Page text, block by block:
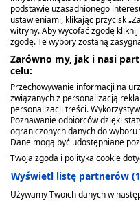
Loxon Max (Loxon
50 mg/ml, płyn na
60,09 zł
Hairgen, szampon
przeciw wypadaniu
nowych, 200 ml
99,79 zł
Aflofarm Panthenol
krem, 30 g
8,59 zł
podstawie uzasadnionego
ustawieniami, klikając przycisk
witryny. Aby wycofać zgodę
zgodę. Te wybory zostaną
Zarówno my, jak i nasi
celu:
Przechowywanie informacji na
związanych z personalizacją
personalizacji treści.
Poznawanie odbiorców dzięki
ograniczonych danych do wyboru
Dane mogą być udostępniane
Twoja zgoda i polityka cookie
Wyświetl listę partnerów
Używamy Twoich danych w